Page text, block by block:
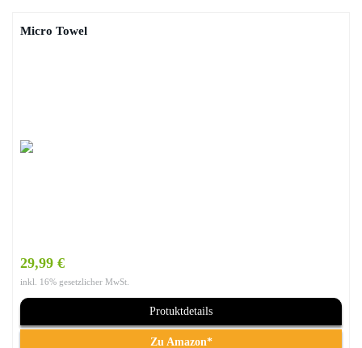
Micro Towel
29,99 €
inkl. 16% gesetzlicher MwSt.
Protuktdetails
Zu Amazon*